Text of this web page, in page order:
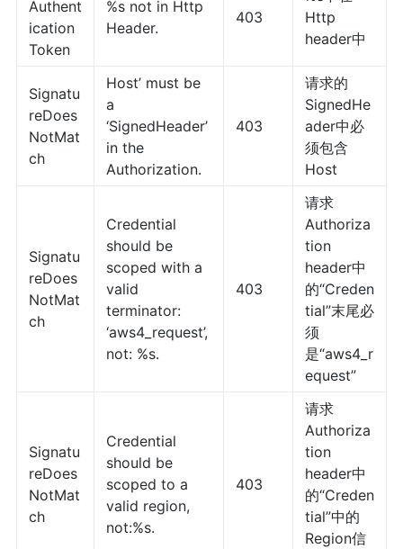
Authent
ication
Token
%s not in Http
Header.
403
Http
header中
Signatu
reDoes
NotMat
ch
Host’ must be
a
‘SignedHeader’
in the
Authorization.
403
请求的
SignedHe
ader中必
须包含
Host
Signatu
reDoes
NotMat
ch
Credential
should be
scoped with a
valid
terminator:
‘aws4_request’,
not: %s.
403
请求
Authoriza
tion
header中
的“Creden
tial”末尾必
须
是“aws4_r
equest”
Signatu
reDoes
NotMat
ch
Credential
should be
scoped to a
valid region,
not:%s.
403
请求
Authoriza
tion
header中
的“Creden
tial”中的
Region信